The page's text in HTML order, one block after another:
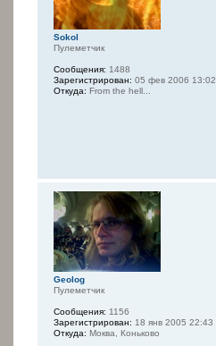
Sokol
Пулеметчик
Сообщения: 1488
Зарегистрирован: 05 фев 2006 13:02
Откуда: From the hell...
Geolog
Пулеметчик
Сообщения: 1156
Зарегистрирован: 18 янв 2005 22:43
Откуда: Моква, Коньково